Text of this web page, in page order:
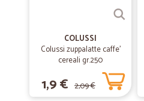
COLUSSI
Colussi zuppalatte caffe'
cereali gr.250
1,9 € 2,09 €